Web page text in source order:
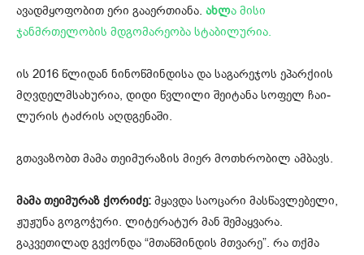
ავადმყოფობით ერი გააერთიანა. ახლა მისი
ჯანმრთელობის მდგომარეობა სტაბილურია.
ის 2016 წლი­დან ნი­ნოწ­მინ­დი­სა და სა­გა­რე­ჯოს ეპარ­ქი­ის
მღვდელმსა­ხუ­რია, დიდი წვლი­ლი შე­ი­ტა­ნა სო­ფელ ჩა­ი­
ლუ­რის ტაძ­რის აღ­დგე­ნა­ში.
გთავაზობთ მამა თეიმურაზის მიერ მოთხრობილ ამბავს.
მამა თეიმურაზ ქორიძე: მყავდა საოცარი მასწავლებელი,
ჟუჟუნა გოგოჭური. ლიტერატურ მან შემაყვარა.
გაკვეთილად გვქონდა “მთაწმინდის მთვარე”. რა თქმა